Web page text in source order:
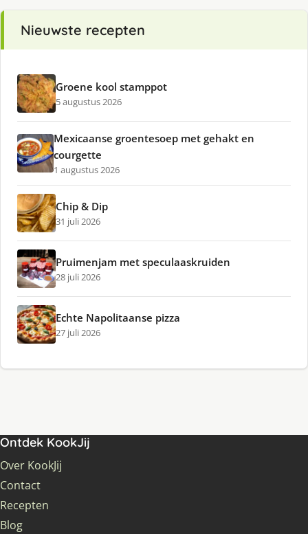
Nieuwste recepten
Groene kool stamppot
5 augustus 2026
Mexicaanse groentesoep met gehakt en
courgette
1 augustus 2026
Chip & Dip
31 juli 2026
Pruimenjam met speculaaskruiden
28 juli 2026
Echte Napolitaanse pizza
27 juli 2026
Ontdek KookJij
Over KookJij
Contact
Recepten
Blog